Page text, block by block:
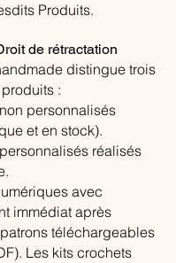
Produits.
de rétractation
distingue trois
:
personnalisés
et en stock).
réalisés
avec
immédiat après
téléchargeables
Les kits crochets